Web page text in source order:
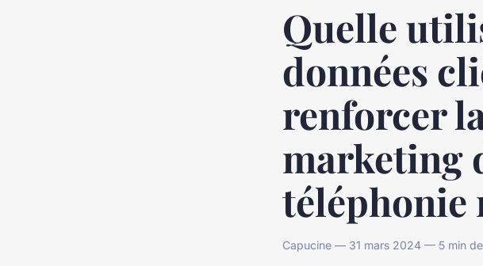
Quelle
données
renforcer
marketing
téléphonie
Capucine — 31 mars 2024 — 5 min